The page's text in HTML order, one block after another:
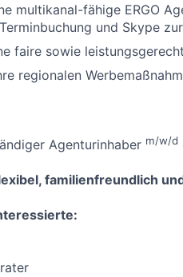
multikanal-fähige ERGO
und Skype
faire sowie
regionalen
Agenturinhaber m/w/d
familienfreundlich